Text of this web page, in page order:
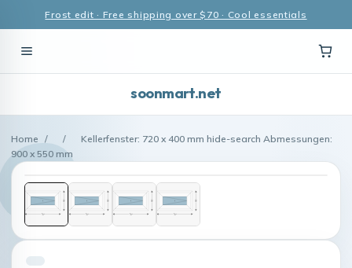
Frost edit · Free shipping over $70 · Cool essentials
soonmart.net
Home / /
Kellerfenster: 720 x 400 mm hide-search Abmessungen:
900 x 550 mm